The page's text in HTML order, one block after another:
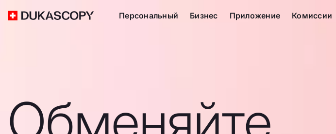
Персональный Бизнес Приложение Комиссии
Обменяйте